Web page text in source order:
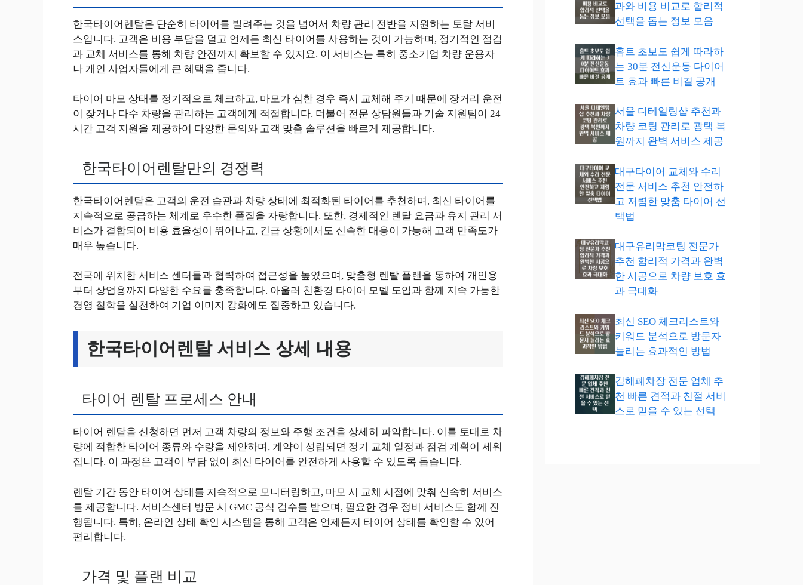
한국타이어렌탈은 단순히 타이어를 빌려주는 것을 넘어서 차량 관리 전반을 지원하는 토탈 서비
스입니다. 고객은 비용 부담을 덜고 언제든 최신 타이어를 사용하는 것이 가능하며, 정기적인 점검
과 교체 서비스를 통해 차량 안전까지 확보할 수 있지요. 이 서비스는 특히 중소기업 차량 운용자
나 개인 사업자들에게 큰 혜택을 줍니다.
타이어 마모 상태를 정기적으로 체크하고, 마모가 심한 경우 즉시 교체해 주기 때문에 장거리 운전
이 잦거나 다수 차량을 관리하는 고객에게 적절합니다. 더불어 전문 상담원들과 기술 지원팀이 24
시간 고객 지원을 제공하여 다양한 문의와 고객 맞춤 솔루션을 빠르게 제공합니다.
한국타이어렌탈만의 경쟁력
한국타이어렌탈은 고객의 운전 습관과 차량 상태에 최적화된 타이어를 추천하며, 최신 타이어를
지속적으로 공급하는 체계로 우수한 품질을 자랑합니다. 또한, 경제적인 렌탈 요금과 유지 관리 서
비스가 결합되어 비용 효율성이 뛰어나고, 긴급 상황에서도 신속한 대응이 가능해 고객 만족도가
매우 높습니다.
전국에 위치한 서비스 센터들과 협력하여 접근성을 높였으며, 맞춤형 렌탈 플랜을 통하여 개인용
부터 상업용까지 다양한 수요를 충족합니다. 아울러 친환경 타이어 모델 도입과 함께 지속 가능한
경영 철학을 실천하여 기업 이미지 강화에도 집중하고 있습니다.
한국타이어렌탈 서비스 상세 내용
타이어 렌탈 프로세스 안내
타이어 렌탈을 신청하면 먼저 고객 차량의 정보와 주행 조건을 상세히 파악합니다. 이를 토대로 차
량에 적합한 타이어 종류와 수량을 제안하며, 계약이 성립되면 정기 교체 일정과 점검 계획이 세워
집니다. 이 과정은 고객이 부담 없이 최신 타이어를 안전하게 사용할 수 있도록 돕습니다.
렌탈 기간 동안 타이어 상태를 지속적으로 모니터링하고, 마모 시 교체 시점에 맞춰 신속히 서비스
를 제공합니다. 서비스센터 방문 시 GMC 공식 검수를 받으며, 필요한 경우 정비 서비스도 함께 진
행됩니다. 특히, 온라인 상태 확인 시스템을 통해 고객은 언제든지 타이어 상태를 확인할 수 있어
편리합니다.
가격 및 플랜 비교
과와 비용 비교로 합리적
선택을 돕는 정보 모음
홈트 초보도 쉽게 따라하
는 30분 전신운동 다이어
트 효과 빠른 비결 공개
서울 디테일링샵 추천과
차량 코팅 관리로 광택 복
원까지 완벽 서비스 제공
대구타이어 교체와 수리
전문 서비스 추천 안전하
고 저렴한 맞춤 타이어 선
택법
대구유리막코팅 전문가
추천 합리적 가격과 완벽
한 시공으로 차량 보호 효
과 극대화
최신 SEO 체크리스트와
키워드 분석으로 방문자
늘리는 효과적인 방법
김해폐차장 전문 업체 추
천 빠른 견적과 친절 서비
스로 믿을 수 있는 선택